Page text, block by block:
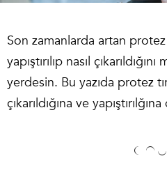
Son zamanlarda artan protez
yapıştırılıp nasıl
yerdesin. Bu yazıda protez
çıkarıldığına ve